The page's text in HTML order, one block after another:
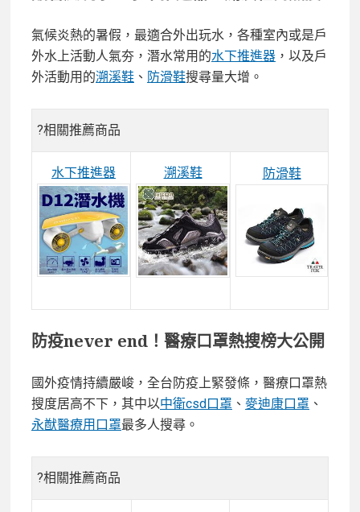
氣候炎熱的暑假，最適合外出玩水，各種室內或是戶
外水上活動人氣夯，潛水常用的水下推進器 ，以及戶
外活動用的溯溪鞋 、 防滑鞋搜尋量大增。
?相關推薦商品
水下推進器 溯溪鞋 防滑鞋
防疫never end！醫療口罩熱搜榜大公開
國外疫情持續嚴峻，全台防疫上緊發條，醫療口罩熱
搜度居高不下，其中以中衛csd口罩 、 麥迪康口罩 、
永猷醫療用口罩最多人搜尋。
?相關推薦商品